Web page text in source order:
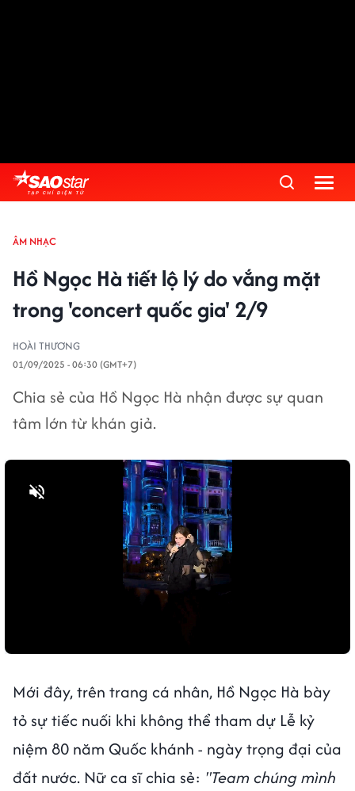
ÂM NHẠC
Hồ Ngọc Hà tiết lộ lý do vắng mặt
trong 'concert quốc gia' 2/9
HOÀI THƯƠNG
01/09/2025 - 06:30 (GMT+7)
Chia sẻ của Hồ Ngọc Hà nhận được sự quan
tâm lớn từ khán giả.
Mới đây, trên trang cá nhân, Hồ Ngọc Hà bày
tỏ sự tiếc nuối khi không thể tham dự Lễ kỷ
niệm 80 năm Quốc khánh - ngày trọng đại của
đất nước. Nữ ca sĩ chia sẻ: "Team chúng mình